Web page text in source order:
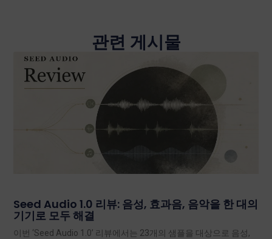
관련 게시물
Seed Audio 1.0 리뷰: 음성, 효과음, 음악을 한 대의
기기로 모두 해결
이번 ‘Seed Audio 1.0’ 리뷰에서는 23개의 샘플을 대상으로 음성,